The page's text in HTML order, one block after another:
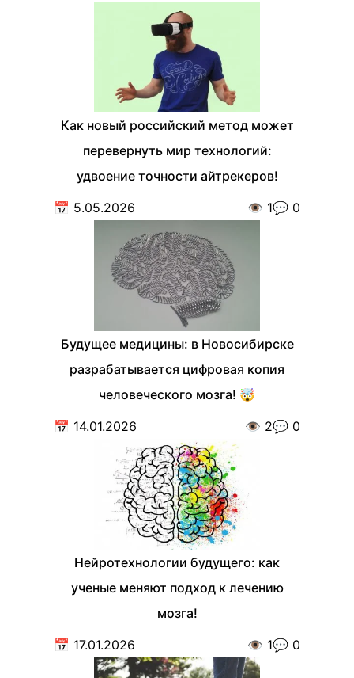
Как новый российский метод может
перевернуть мир технологий:
удвоение точности айтрекеров!
📅 5.05.2026 👁️ 1💬 0
Будущее медицины: в Новосибирске
разрабатывается цифровая копия
человеческого мозга! 🤯
📅 14.01.2026 👁️ 2💬 0
Нейротехнологии будущего: как
ученые меняют подход к лечению
мозга!
📅 17.01.2026 👁️ 1💬 0